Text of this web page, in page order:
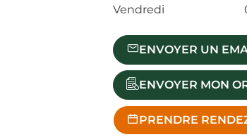
Vendredi
ENVOYER UN
ENVOYER MON
PRENDRE